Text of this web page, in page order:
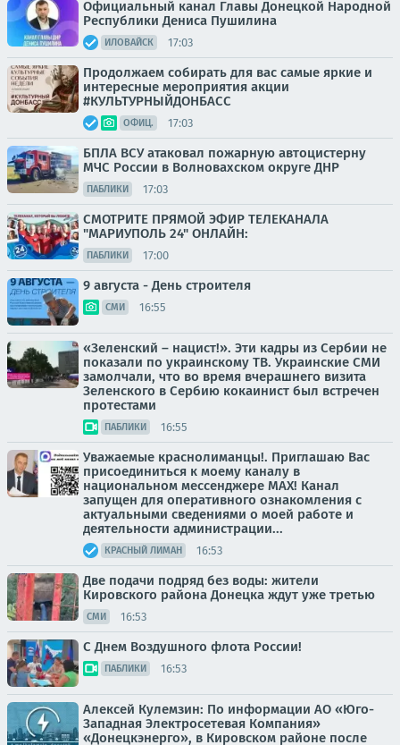
Официальный канал Главы Донецкой Народной
Республики Дениса Пушилина
ИЛОВАЙСК 17:03
Продолжаем собирать для вас самые яркие и
интересные мероприятия акции
#КУЛЬТУРНЫЙДОНБАСС
ОФИЦ. 17:03
БПЛА ВСУ атаковал пожарную автоцистерну
МЧС России в Волновахском округе ДНР
ПАБЛИКИ 17:03
СМОТРИТЕ ПРЯМОЙ ЭФИР ТЕЛЕКАНАЛА
"МАРИУПОЛЬ 24" ОНЛАЙН:
ПАБЛИКИ 17:00
9 августа - День строителя
СМИ 16:55
«Зеленский – нацист!». Эти кадры из Сербии не
показали по украинскому ТВ. Украинские СМИ
замолчали, что во время вчерашнего визита
Зеленского в Сербию кокаинист был встречен
протестами
ПАБЛИКИ 16:55
Уважаемые краснолиманцы!. Приглашаю Вас
присоединиться к моему каналу в
национальном мессенджере MAX! Канал
запущен для оперативного ознакомления с
актуальными сведениями о моей работе и
деятельности администрации...
КРАСНЫЙ ЛИМАН 16:53
Две подачи подряд без воды: жители
Кировского района Донецка ждут уже третью
СМИ 16:53
С Днем Воздушного флота России!
ПАБЛИКИ 16:53
Алексей Кулемзин: По информации АО «Юго-
Западная Электросетевая Компания»
«Донецкэнерго», в Кировском районе после